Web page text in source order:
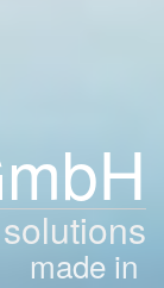
made in